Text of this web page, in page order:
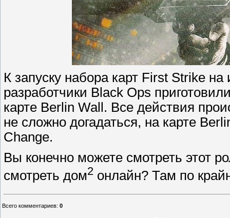
К запуску набора карт First Strike
разработчики Black Ops
карте Berlin Wall. Все действия
не сложно догадаться, на карте
Change.
Вы конечно можете смотреть этот
смотреть дом2 онлайн? Там по
Всего комментариев: 0